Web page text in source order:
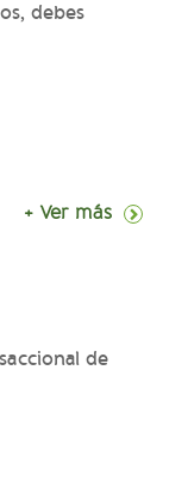
debes
+ Ver más
de